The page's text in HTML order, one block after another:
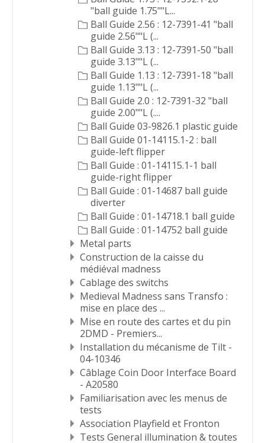
"ball guide 1.75""L...
Ball Guide 2.56 : 12-7391-41 "ball
guide 2.56""L (...
Ball Guide 3.13 : 12-7391-50 "ball
guide 3.13""L (...
Ball Guide 1.13 : 12-7391-18 "ball
guide 1.13""L (...
Ball Guide 2.0 : 12-7391-32 "ball
guide 2.00""L (....
Ball Guide 03-9826.1 plastic guide
Ball Guide 01-14115.1-2 : ball
guide-left flipper
Ball Guide : 01-14115.1-1 ball
guide-right flipper
Ball Guide : 01-14687 ball guide
diverter
Ball Guide : 01-14718.1 ball guide
Ball Guide : 01-14752 ball guide
Metal parts
Construction de la caisse du
médiéval madness
Cablage des switchs
Medieval Madness sans Transfo :
mise en place des ...
Mise en route des cartes et du pin
2DMD - Premiers...
Installation du mécanisme de Tilt -
04-10346
Câblage Coin Door Interface Board
- A20580
Familiarisation avec les menus de
tests
Association Playfield et Fronton
Tests General illumination & toutes